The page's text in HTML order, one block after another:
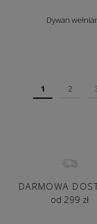
Dywan
1 2
DARMOWA
od 299 zł